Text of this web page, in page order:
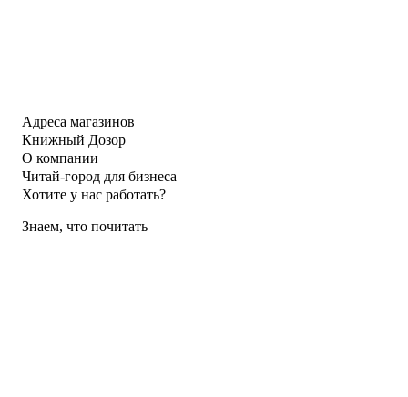
Адреса магазинов
Книжный Дозор
О компании
Читай-город для бизнеса
Хотите у нас работать?
Знаем, что почитать